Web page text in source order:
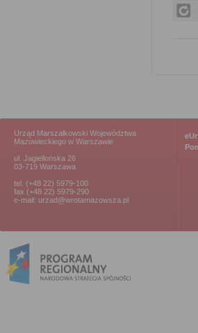
Urząd Marszałkowski Województwa
Mazowieckiego w Warszawie
ul. Jagiellońska 26
03-719 Warszawa
tel. (+48 22) 5979-100
fax (+48 22) 5979-290
e-mail: urzad@wrotamazowsza.pl